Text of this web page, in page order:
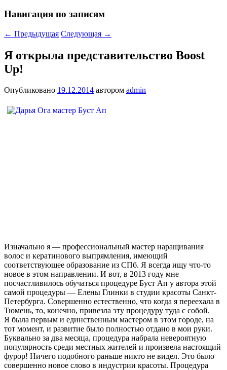
Навигация по записям
← Предыдущая Следующая →
Я открыла представительство Boost
Up!
Опубликовано 19.12.2014 автором admin
Изначально я — профессиональный мастер наращивания
волос и кератинового выпрямления, имеющий
соответствующее образование из СПб. Я всегда ищу что-то
новое в этом направлении. И вот, в 2013 году мне
посчастливилось обучаться процедуре Буст Ап у автора этой
самой процедуры — Елены Глинки в студии красоты Санкт-
Петербурга. Совершенно естественно, что когда я переехала в
Тюмень, то, конечно, привезла эту процедуру туда с собой.
Я была первым и единственным мастером в этом городе, на
тот момент, и развитие было полностью отдано в мои руки.
Буквально за два месяца, процедура набрала невероятную
популярность среди местных жителей и произвела настоящий
фурор! Ничего подобного раньше никто не видел. Это было
совершенно новое слово в индустрии красоты. Процедура